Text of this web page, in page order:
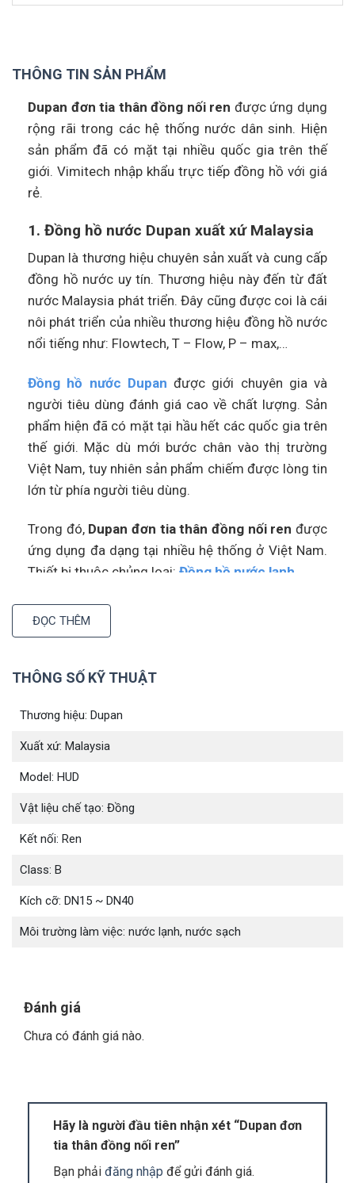
THÔNG TIN SẢN PHẨM
Dupan đơn tia thân đồng nối ren được ứng dụng
rộng rãi trong các hệ thống nước dân sinh. Hiện
sản phẩm đã có mặt tại nhiều quốc gia trên thế
giới. Vimitech nhập khẩu trực tiếp đồng hồ với giá
rẻ.
1. Đồng hồ nước Dupan xuất xứ Malaysia
Dupan là thương hiệu chuyên sản xuất và cung cấp
đồng hồ nước uy tín. Thương hiệu này đến từ đất
nước Malaysia phát triển. Đây cũng được coi là cái
nôi phát triển của nhiều thương hiệu đồng hồ nước
nổi tiếng như: Flowtech, T – Flow, P – max,…
Đồng hồ nước Dupan được giới chuyên gia và
người tiêu dùng đánh giá cao về chất lượng. Sản
phẩm hiện đã có mặt tại hầu hết các quốc gia trên
thế giới. Mặc dù mới bước chân vào thị trường
Việt Nam, tuy nhiên sản phẩm chiếm được lòng tin
lớn từ phía người tiêu dùng.
Trong đó, Dupan đơn tia thân đồng nối ren được
ứng dụng đa dạng tại nhiều hệ thống ở Việt Nam.
Thiết bị thuộc chủng loại: Đồng hồ nước lạnh
2. Vimitech cung cấp Dupan đơn tia thân
đồng nối ren giá rẻ số #1
phẩm chất lượng với mức giá tốt nhất. Không phải
bởi:
thiết, luôn sẵn sàng lựa chọn Vimitech khi có nhu
cầu. Bên cạnh đó, họ cũng đóng vai trò là một
kênh truyền thông, giới thiệu sản phẩm của công
ty tới các khách hàng tiềm năng khác. Khách hàng
nhập khẩu các thiết bị thường xuyên.
Bên cạnh đó, Vimitech là đơn vị phân phối có
quy mô lớn hàng đầu tại thị trường Việt Nam. Vì
khấu cao từ nhà sản xuất. Đảm bảo đem lại cho
nhất.
chất lượng cao
Dupan đơn tia thân đồng nối ren đạt chất lượng
cao, được người tiêu dùng tin tưởng sử dụng.
ĐỌC THÊM
THÔNG SỐ KỸ THUẬT
Thương hiệu: Dupan
Xuất xứ: Malaysia
Model: HUD
Vật liệu chế tạo: Đồng
Kết nối: Ren
Class: B
Kích cỡ: DN15 ~ DN40
Môi trường làm việc: nước lạnh, nước sạch
Đánh giá
Chưa có đánh giá nào.
Hãy là người đầu tiên nhận xét “Dupan đơn
tia thân đồng nối ren”
Bạn phải đăng nhập để gửi đánh giá.